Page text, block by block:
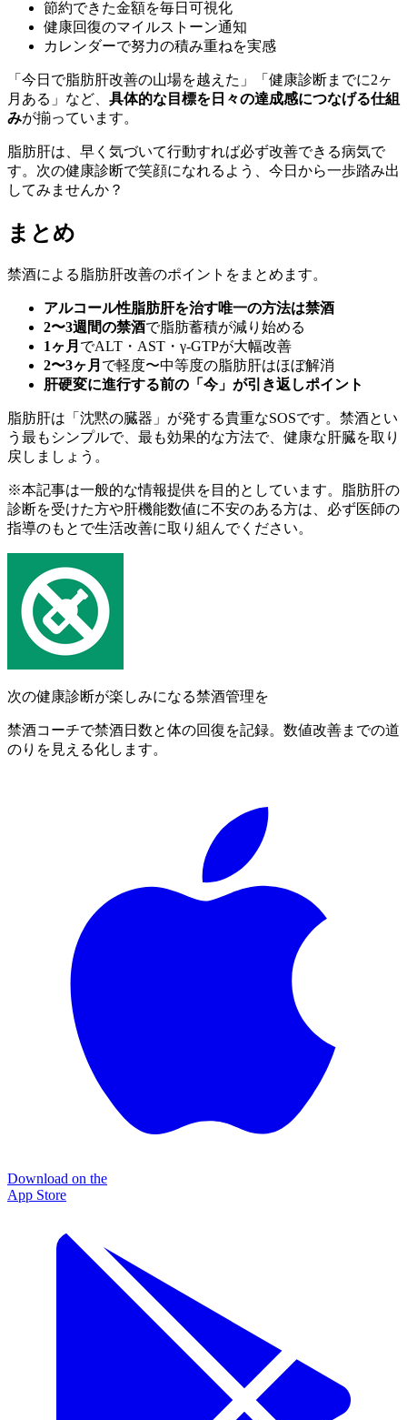
節約できた金額を毎日可視化
健康回復のマイルストーン通知
カレンダーで努力の積み重ねを実感
「今日で脂肪肝改善の山場を越えた」「健康診断までに2ヶ
月ある」など、 具体的な目標を日々の達成感につなげる仕組
みが揃っています。
脂肪肝は、早く気づいて行動すれば必ず改善できる病気で
す。次の健康診断で笑顔になれるよう、今日から一歩踏み出
してみませんか？
まとめ
禁酒による脂肪肝改善のポイントをまとめます。
アルコール性脂肪肝を治す唯一の方法は禁酒
2〜3週間の禁酒で脂肪蓄積が減り始める
1ヶ月 でALT・AST・γ-GTPが大幅改善
2〜3ヶ月 で軽度〜中等度の脂肪肝はほぼ解消
肝硬変に進行する前の「今」が引き返しポイント
脂肪肝は「沈黙の臓器」が発する貴重なSOSです。禁酒とい
う最もシンプルで、最も効果的な方法で、健康な肝臓を取り
戻しましょう。
※本記事は一般的な情報提供を目的としています。脂肪肝の
診断を受けた方や肝機能数値に不安のある方は、必ず医師の
指導のもとで生活改善に取り組んでください。
次の健康診断が楽しみになる禁酒管理を
禁酒コーチで禁酒日数と体の回復を記録。数値改善までの道
のりを見える化します。
Download on the
App Store